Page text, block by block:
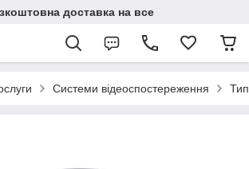
доставка на все
Системи відеоспостереження